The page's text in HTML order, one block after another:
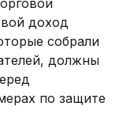
доход
собрали
должны
по защите